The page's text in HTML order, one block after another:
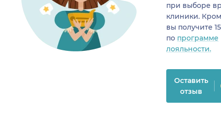
при выборе
клиники.
вы получите
по программе
лояльности.
Оставить
отзыв